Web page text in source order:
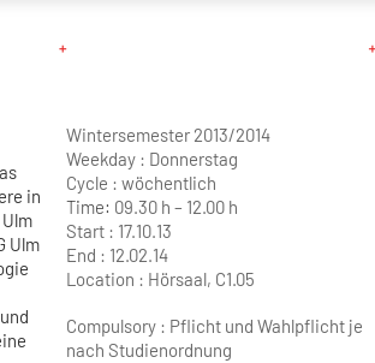
in
Ulm
Wintersemester 2013/2014
Weekday : Donnerstag
Cycle :wöchentlich
Time: 09.30 h – 12.00 h
Start : 17.10.13
End : 12.02.14
Location : Hörsaal, C1.05
Compulsory : Pflicht und Wahlpflicht je
nach Studienordnung